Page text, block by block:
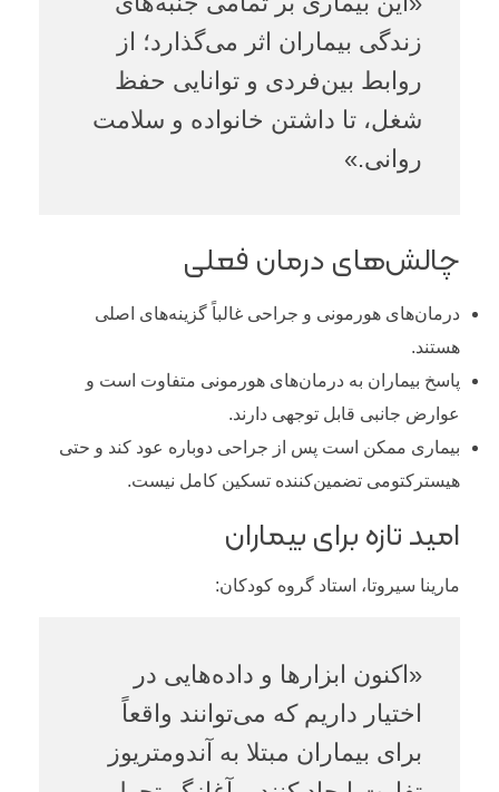
زندگی بیماران اثر می‌گذارد؛ از
روابط بین‌فردی و توانایی حفظ
شغل، تا داشتن خانواده و سلامت
روانی.»
چالش‌های درمان فعلی
درمان‌های هورمونی و جراحی غالباً گزینه‌های اصلی
هستند.
پاسخ بیماران به درمان‌های هورمونی متفاوت است و
عوارض جانبی قابل توجهی دارند.
بیماری ممکن است پس از جراحی دوباره عود کند و حتی
هیسترکتومی تضمین‌کننده تسکین کامل نیست.
امید تازه برای بیماران
مارینا سیروتا، استاد گروه کودکان:
«اکنون ابزارها و داده‌هایی در
اختیار داریم که می‌توانند واقعاً
برای بیماران مبتلا به آندومتریوز